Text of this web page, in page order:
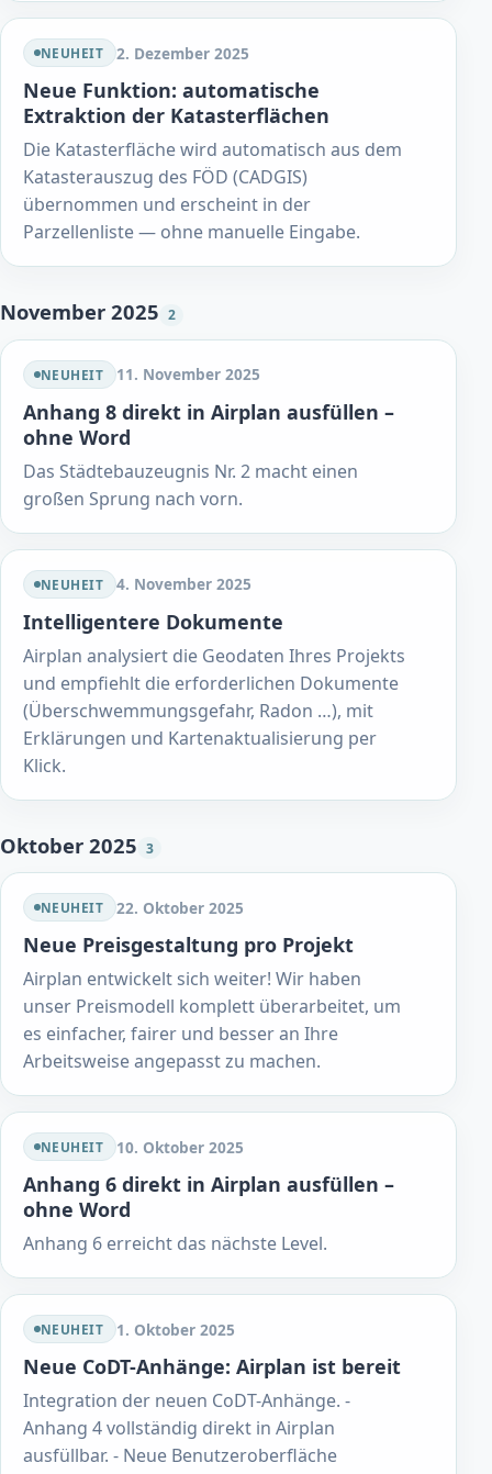
NEUHEIT 2. Dezember 2025
Neue Funktion: automatische
Extraktion der Katasterflächen
Die Katasterfläche wird automatisch aus dem
Katasterauszug des FÖD (CADGIS)
übernommen und erscheint in der
Parzellenliste — ohne manuelle Eingabe.
November 2025 2
NEUHEIT 11. November 2025
Anhang 8 direkt in Airplan ausfüllen –
ohne Word
Das Städtebauzeugnis Nr. 2 macht einen
großen Sprung nach vorn.
NEUHEIT 4. November 2025
Intelligentere Dokumente
Airplan analysiert die Geodaten Ihres Projekts
und empfiehlt die erforderlichen Dokumente
(Überschwemmungsgefahr, Radon …), mit
Erklärungen und Kartenaktualisierung per
Klick.
Oktober 2025 3
NEUHEIT 22. Oktober 2025
Neue Preisgestaltung pro Projekt
Airplan entwickelt sich weiter! Wir haben
unser Preismodell komplett überarbeitet, um
es einfacher, fairer und besser an Ihre
Arbeitsweise angepasst zu machen.
NEUHEIT 10. Oktober 2025
Anhang 6 direkt in Airplan ausfüllen –
ohne Word
Anhang 6 erreicht das nächste Level.
NEUHEIT 1. Oktober 2025
Neue CoDT-Anhänge: Airplan ist bereit
Integration der neuen CoDT-Anhänge. -
Anhang 4 vollständig direkt in Airplan
ausfüllbar. - Neue Benutzeroberfläche